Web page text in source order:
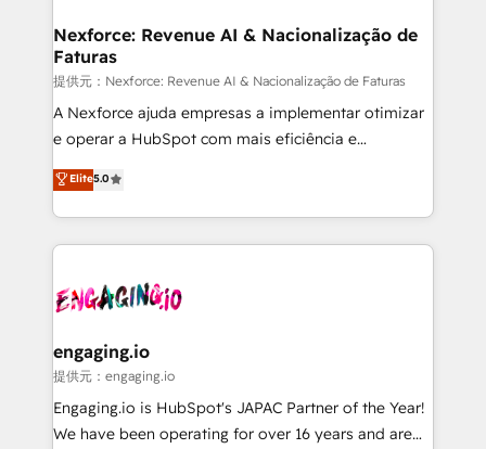
Station, Freshdesk, Intercom, and more. Custom
objects, automations, and integrations built for
growth. 🚀 AI-Driven GTM Orchestration Unify
HubSpot with LinkedIn, WhatsApp, email, paid
media, and AI voice to drive pipeline. 🤖 AI Custom
prospecting, follow-ups, service triage, and
knowledge retrieval—built in HubSpot. ⚡ Fast-Track
advanced optimization & adoption 📍 São Paulo, BR
• Des Moines, IA • New York, NY
Nexforce: Revenue AI & Nacionalização de
Faturas
提供元：Nexforce: Revenue AI & Nacionalização de Faturas
A Nexforce ajuda empresas a implementar otimizar
e operar a HubSpot com mais eficiência e
previsibilidade de receita. Combinamos Revenue
Operations (RevOps) e Inteligência Artificial para
estruturar processos integrar sistemas organizar
dados e automatizar operações. O objetivo é
operacional de receita conectando equipes
Também somos distribuidores oficiais da HubSpot
e de mais de 150 softwares globais permitindo
contratar e pagar a HubSpot em reais com nota
fiscal no Brasil e gerar economia de até 50% na
Elite5.0
engaging.io
提供元：engaging.io
Engaging.io is HubSpot's JAPAC Partner of the Year!
We have been operating for over 16 years and are